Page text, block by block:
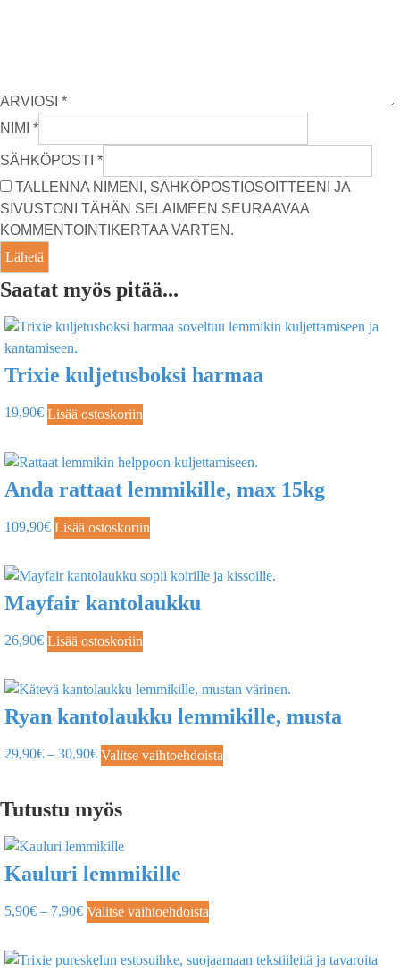
ARVIOSI *
NIMI *
SÄHKÖPOSTI *
TALLENNA NIMENI, SÄHKÖPOSTIOSOITTEENI JA
SIVUSTONI TÄHÄN SELAIMEEN SEURAAVAA
KOMMENTOINTIKERTAA VARTEN.
Saatat myös pitää...
Trixie kuljetusboksi harmaa
19,90€ Lisää ostoskoriin
Anda rattaat lemmikille, max 15kg
109,90€ Lisää ostoskoriin
Mayfair kantolaukku
26,90€ Lisää ostoskoriin
Ryan kantolaukku lemmikille, musta
29,90€ – 30,90€ Valitse vaihtoehdoista
Tutustu myös
Kauluri lemmikille
5,90€ – 7,90€ Valitse vaihtoehdoista